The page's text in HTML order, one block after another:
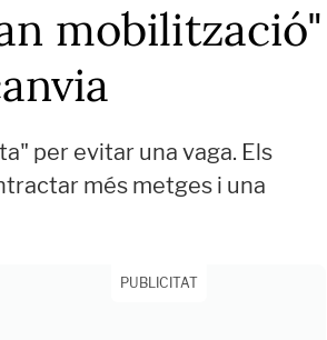
mobilització"
per evitar una vaga. Els
més metges i una
PUBLICITAT